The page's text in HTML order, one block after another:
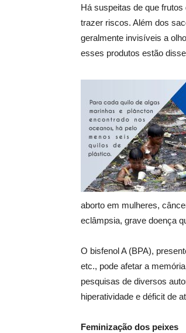
Há suspeitas de que
trazer riscos. Além dos
geralmente invisíveis a
esses produtos estão
aborto em mulheres,
eclâmpsia, grave doença
O bisfenol A (BPA),
etc., pode afetar a
pesquisas de diversos
hiperatividade e déficit de
Feminização dos peixes